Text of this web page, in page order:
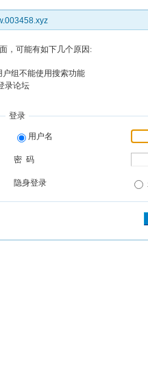
，可能有如下几个原因:
组不能使用搜索功能
录论坛
登录
用户名
密 码
隐身登录